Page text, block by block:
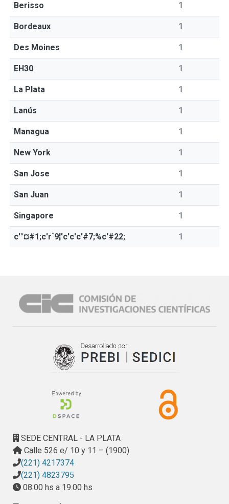
Berisso 1
Bordeaux 1
Des Moines 1
EH30 1
La Plata 1
Lanús 1
Managua 1
New York 1
San Jose 1
San Juan 1
Singapore 1
c'°¤#1;c'r`9¦'c'c'c'#7;%c'#22; 1
SEDE CENTRAL - LA PLATA
Calle 526 e/ 10 y 11 – (1900)
(221) 4217374
(221) 4823795
08.00 hs a 19.00 hs